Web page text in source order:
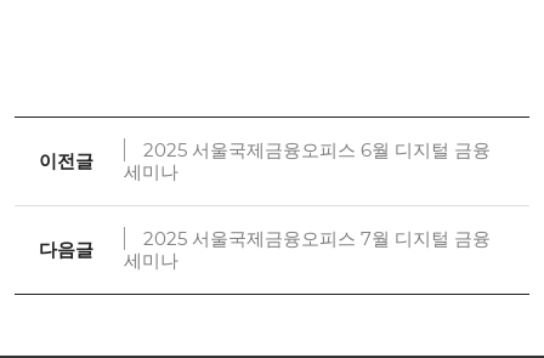
이전글
2025 서울국제금융오피스 6월 디지털 금융
세미나
다음글
2025 서울국제금융오피스 7월 디지털 금융
세미나